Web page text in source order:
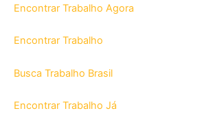
Encontrar Trabalho Agora
Encontrar Trabalho
Busca Trabalho Brasil
Encontrar Trabalho Já